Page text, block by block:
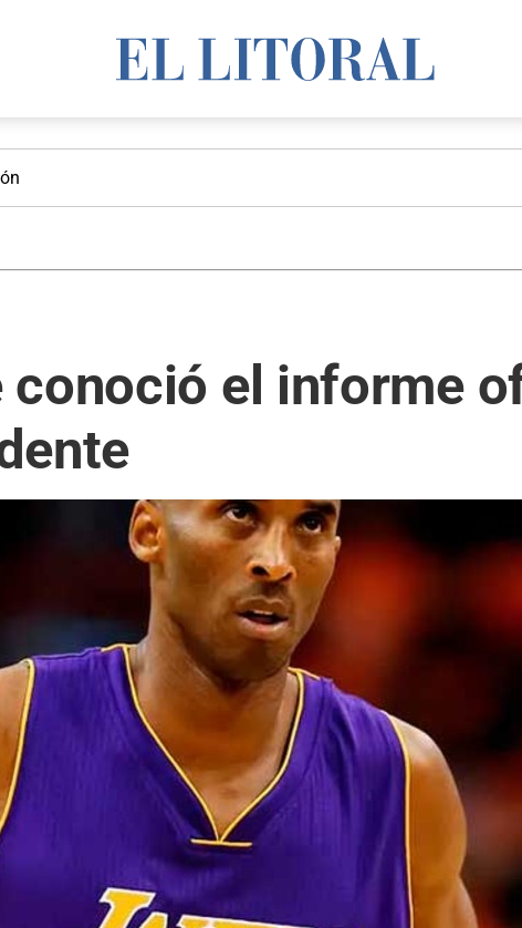
conoció el informe